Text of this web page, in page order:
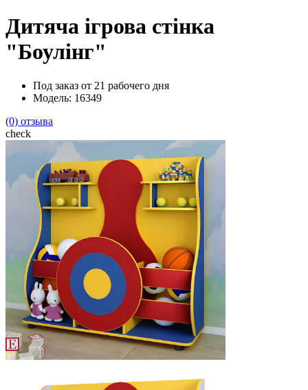
Дитяча ігрова стінка
"Боулінг"
Под заказ от 21 рабочего дня
Модель: 16349
(0) отзыва
check